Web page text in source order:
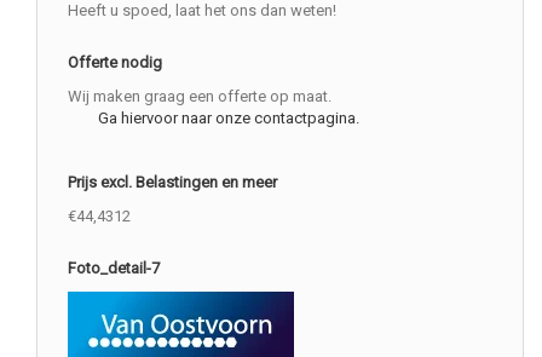
Heeft u spoed, laat het ons dan weten!
Offerte nodig
Wij maken graag een offerte op maat.
Ga hiervoor naar onze contactpagina.
Prijs excl. Belastingen en meer
€44,4312
Foto_detail-7